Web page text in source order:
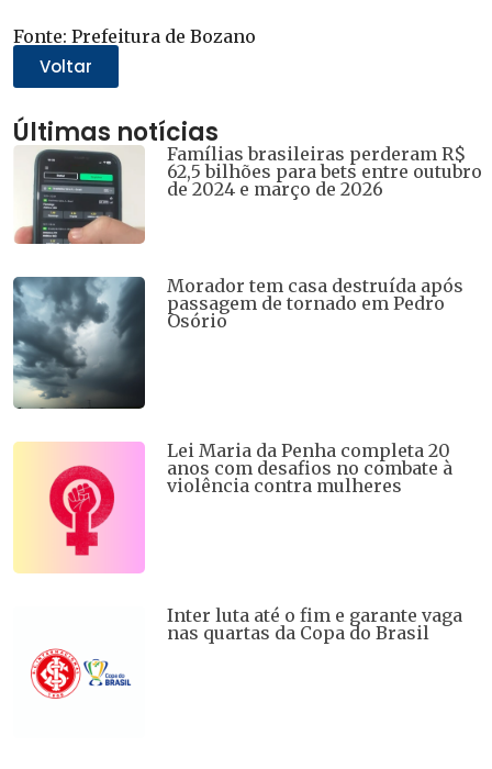
WhatsApp(abre
em
nova
janela)
Twitter(abre
em
Facebook(abre
em
Telegram(abre
em
Fonte: Prefeitura de Bozano
Voltar
Últimas notícias
Famílias brasileiras perderam R$
62,5 bilhões para bets entre outubro
de 2024 e março de 2026
Morador tem casa destruída após
passagem de tornado em Pedro
Osório
Lei Maria da Penha completa 20
anos com desafios no combate à
violência contra mulheres
Inter luta até o fim e garante vaga
nas quartas da Copa do Brasil